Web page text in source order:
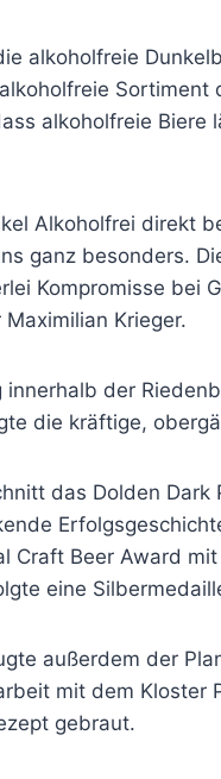
alkoholfreie
alkoholfreie Biere
Alkoholfrei direkt
ganz besonders.
Kompromisse bei
Krieger.
der
die kräftige,
das Dolden
Craft Beer Award
eine
außerdem der
mit dem Kloster
gebraut.